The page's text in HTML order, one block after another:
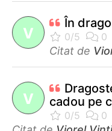
V
În
Citat de
V
cadou pe